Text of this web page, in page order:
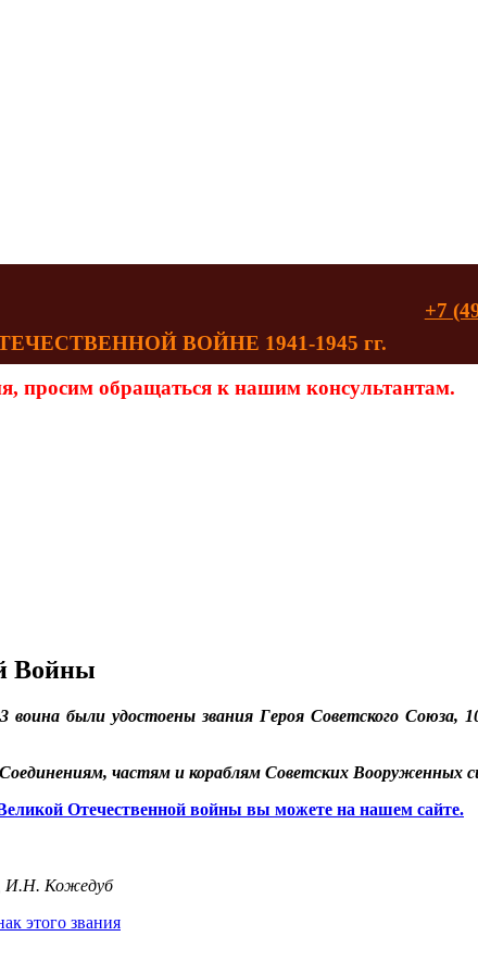
ВОЙНЕ 1941-1945 гг.
просим обращаться к нашим консультантам.
+7
Войны
воина были удостоены звания Героя Советского
частям и кораблям Советских Вооруженных
Отечественной войны вы можете на нашем сайте.
И.Н. Кожедуб
этого звания